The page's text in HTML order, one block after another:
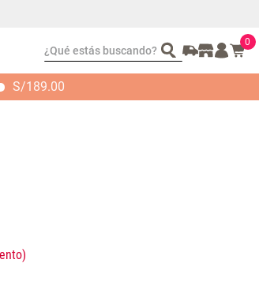
¿Qué estás buscando? 0
S/189.00